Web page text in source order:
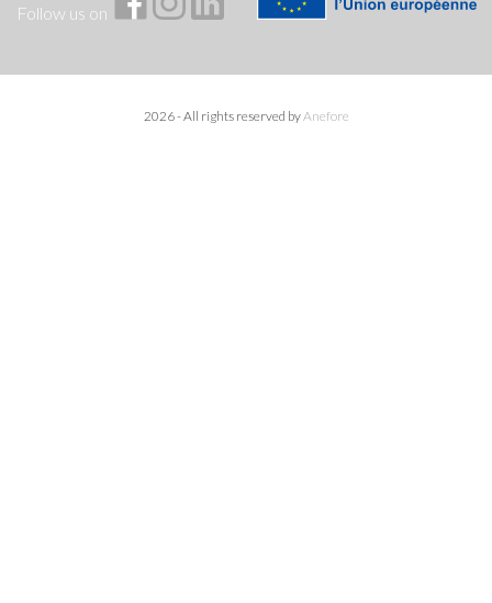
Follow us on
2026 - All rights reserved by Anefore